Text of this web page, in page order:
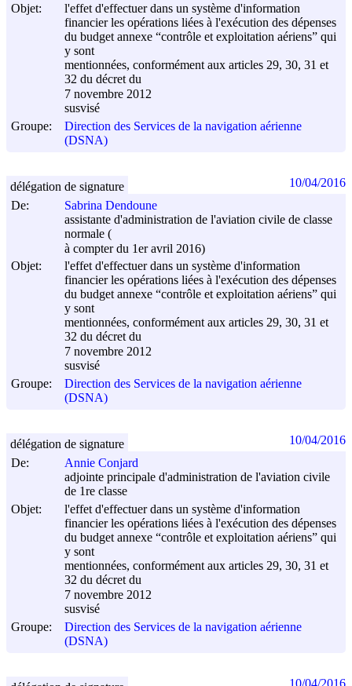
Objet:
l'effet d'effectuer dans un système d'information
financier les opérations liées à l'exécution des dépenses
du budget annexe “contrôle et exploitation aériens” qui
y sont
mentionnées, conformément aux articles 29, 30, 31 et
32 du décret du
7 novembre 2012
susvisé
Groupe:
Direction des Services de la navigation aérienne
(DSNA)
De:
Sabrina Dendoune
assistante d'administration de l'aviation civile de classe
normale (
à compter du 1er avril 2016)
Objet:
l'effet d'effectuer dans un système d'information
financier les opérations liées à l'exécution des dépenses
du budget annexe “contrôle et exploitation aériens” qui
y sont
mentionnées, conformément aux articles 29, 30, 31 et
32 du décret du
7 novembre 2012
susvisé
Groupe:
Direction des Services de la navigation aérienne
(DSNA)
délégation de signature 10/04/2016
De:
Annie Conjard
adjointe principale d'administration de l'aviation civile
de 1re classe
Objet:
l'effet d'effectuer dans un système d'information
financier les opérations liées à l'exécution des dépenses
du budget annexe “contrôle et exploitation aériens” qui
y sont
mentionnées, conformément aux articles 29, 30, 31 et
32 du décret du
7 novembre 2012
susvisé
Groupe:
Direction des Services de la navigation aérienne
(DSNA)
délégation de signature 10/04/2016
10/04/2016